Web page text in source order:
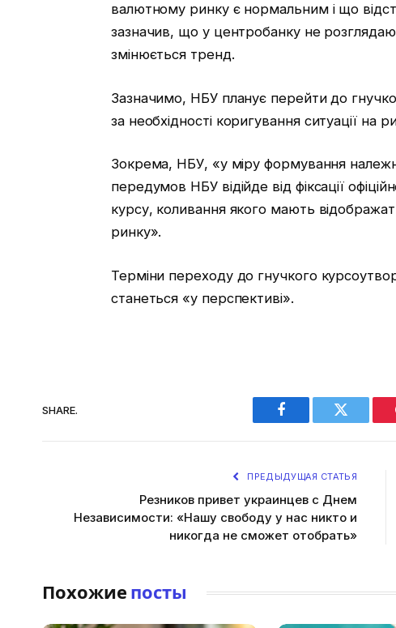
валютному ринку є нормальним і що
зазначив, що у центробанку не
змінюється тренд.
Зазначимо, НБУ планує перейти до
за необхідності коригування ситуації на
Зокрема, НБУ, «у міру формування
передумов НБУ відійде від фіксації
курсу, коливання якого мають
ринку».
Терміни переходу до гнучкого
станеться «у перспективі».
SHARE.
Facebook Twitter
ПРЕДЫДУЩАЯ СТАТЬЯ
Резников привет украинцев с Днем
Независимости: «Нашу свободу у нас никто и
никогда не сможет отобрать»
Похожие посты